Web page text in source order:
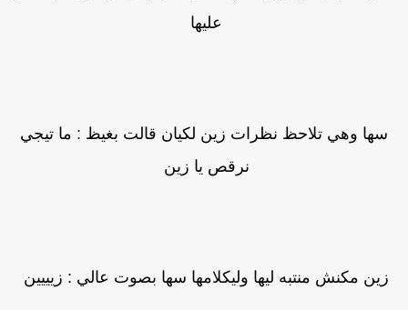
عليها
سها وهي تلاحظ نظرات زين لكيان قالت بغيظ : ما تيجي
نرقص يا زين
زين مكنش منتبه ليها وليكلامها سها بصوت عالي : زيييين